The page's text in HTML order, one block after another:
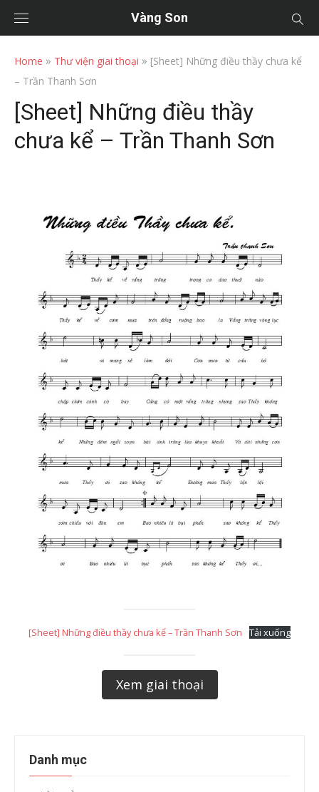
Vàng Son
Home » Thư viện giai thoại » [Sheet] Những điều thầy chưa kể
– Trần Thanh Sơn
[Sheet] Những điều thầy
chưa kể – Trần Thanh Sơn
[Sheet] Những điều thầy chưa kể – Trần Thanh Sơn Tải xuống
Xem giai thoại
Danh mục